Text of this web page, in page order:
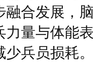
融合发展，
力量与体能
少兵员损耗